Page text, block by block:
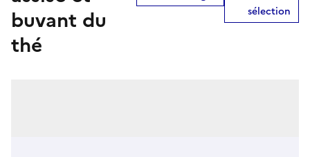
buvant du
thé
sélection